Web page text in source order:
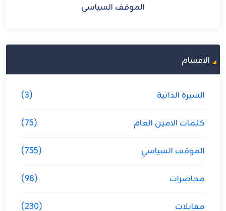
الموقف السياسي
الاقسام
السيرة الذاتية (3)
كلمات الامين العام (75)
الموقف السياسي (755)
محاضرات (98)
مقابلات (230)